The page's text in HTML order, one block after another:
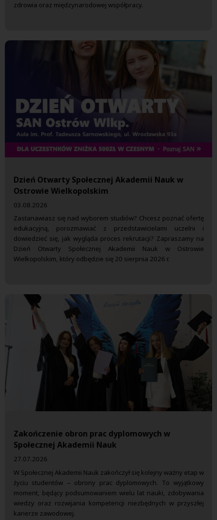
zdrowia oraz międzynarodowej współpracy.
Dzień Otwarty Społecznej Akademii Nauk w
Ostrowie Wielkopolskim
03.08.2026
Zastanawiasz się nad wyborem studiów? Chcesz poznać ofertę
edukacyjną, porozmawiać z przedstawicielami uczelni i
dowiedzieć się, jak wygląda proces rekrutacji? Zapraszamy na
Dzień Otwarty Społecznej Akademii Nauk w Ostrowie
Wielkopolskim, który odbędzie się 20 sierpnia 2026 r.
Zakończenie obron prac dyplomowych w
Społecznej Akademii Nauk
27.07.2026
W Społecznej Akademii Nauk zakończył się kolejny ważny etap w
życiu studentów – obrony prac dyplomowych. To wyjątkowy
moment, będący podsumowaniem wielu lat nauki, zdobywania
wiedzy oraz rozwijania kompetencji niezbędnych w przyszłej
karierze zawodowej.